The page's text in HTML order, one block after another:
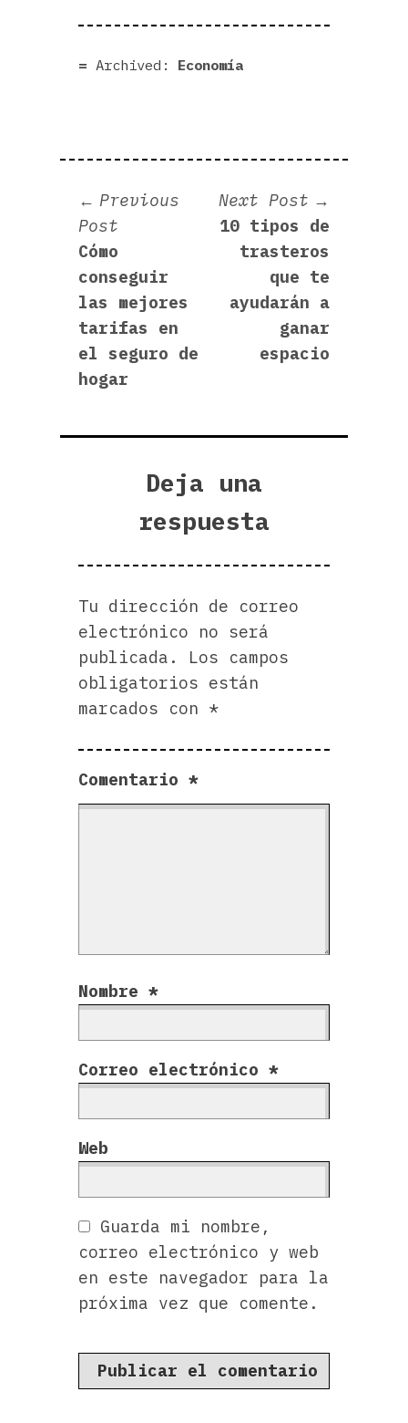
Archived: Economía
Navegación
de
entradas
Previous
Post
Cómo
conseguir
las mejores
tarifas en
el seguro de
hogar
Next Post
post:
10 tipos de
trasteros
que te
ayudarán a
ganar
espacio
Deja una
respuesta
Tu dirección de correo
electrónico no será
publicada.
Los campos
obligatorios están
marcados con *
Comentario*
Nombre*
Correo electrónico*
Web
Guarda mi nombre,
correo electrónico y web
en este navegador para la
próxima vez que comente.